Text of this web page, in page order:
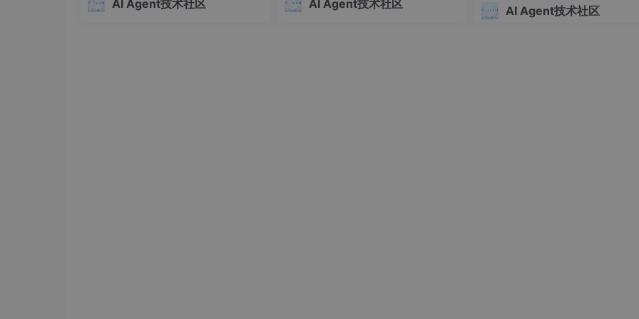
洞）和插件供应链遭投毒攻击。实际威
AI Agent技术社区
感知、推理、行动、学习——然后用你
AI Agent技术社区
AI Agent技术社区